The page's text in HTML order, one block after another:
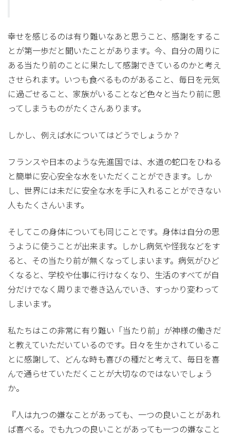
幸せを感じるのは有り難いなあと思うこと、感謝をするこ
とが第一歩だと聞いたことがあります。今、自分の周りに
ある当たり前のことに果たして感謝できているのかと考え
させられます。いつも食べるものがあること、毎日を元気
に過ごせること、家族がいることなど色々と当たり前に思
ってしまうものがたくさんあります。
しかし、例えば水についてはどうでしょうか？
フランスや日本のような先進国では、水道の蛇口をひねる
と簡単に安心安全な水をいただくことができます。しか
し、世界には未だに安全な水を手に入れることができない
人もたくさんいます。
そしてこの身体についても同じことです。身体は自分の思
うように使うことが出来ます。しかし病気や怪我などをす
ると、その当たり前が無くなってしまいます。病気がひど
くなると、学校や仕事に行けなくなり、生活のすべてが自
分だけでなく周りまで巻き込んでいき、すっかり変わって
しまいます。
私たちはこの非常に有り難い「当たり前」が神様の働きだ
と教えていただいているのです。日々を生かされているこ
とに感謝して、どんな時も喜びの種だと考えて、毎日を喜
んで通らせていただくことが大切なのではないでしょう
か。
『人は九つの嫌なことがあっても、一つの良いことがあれ
ば喜べる。でも九つの良いことがあっても一つの嫌なこと